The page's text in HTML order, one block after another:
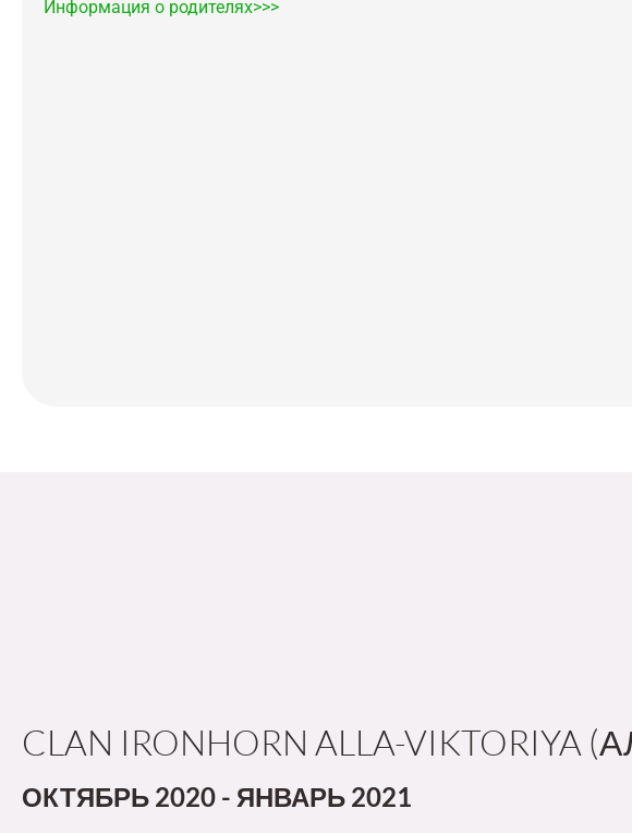
Информация о родителях>>>
CLAN IRONHORN ALLA-
ОКТЯБРЬ 2020 - ЯНВАРЬ 2021